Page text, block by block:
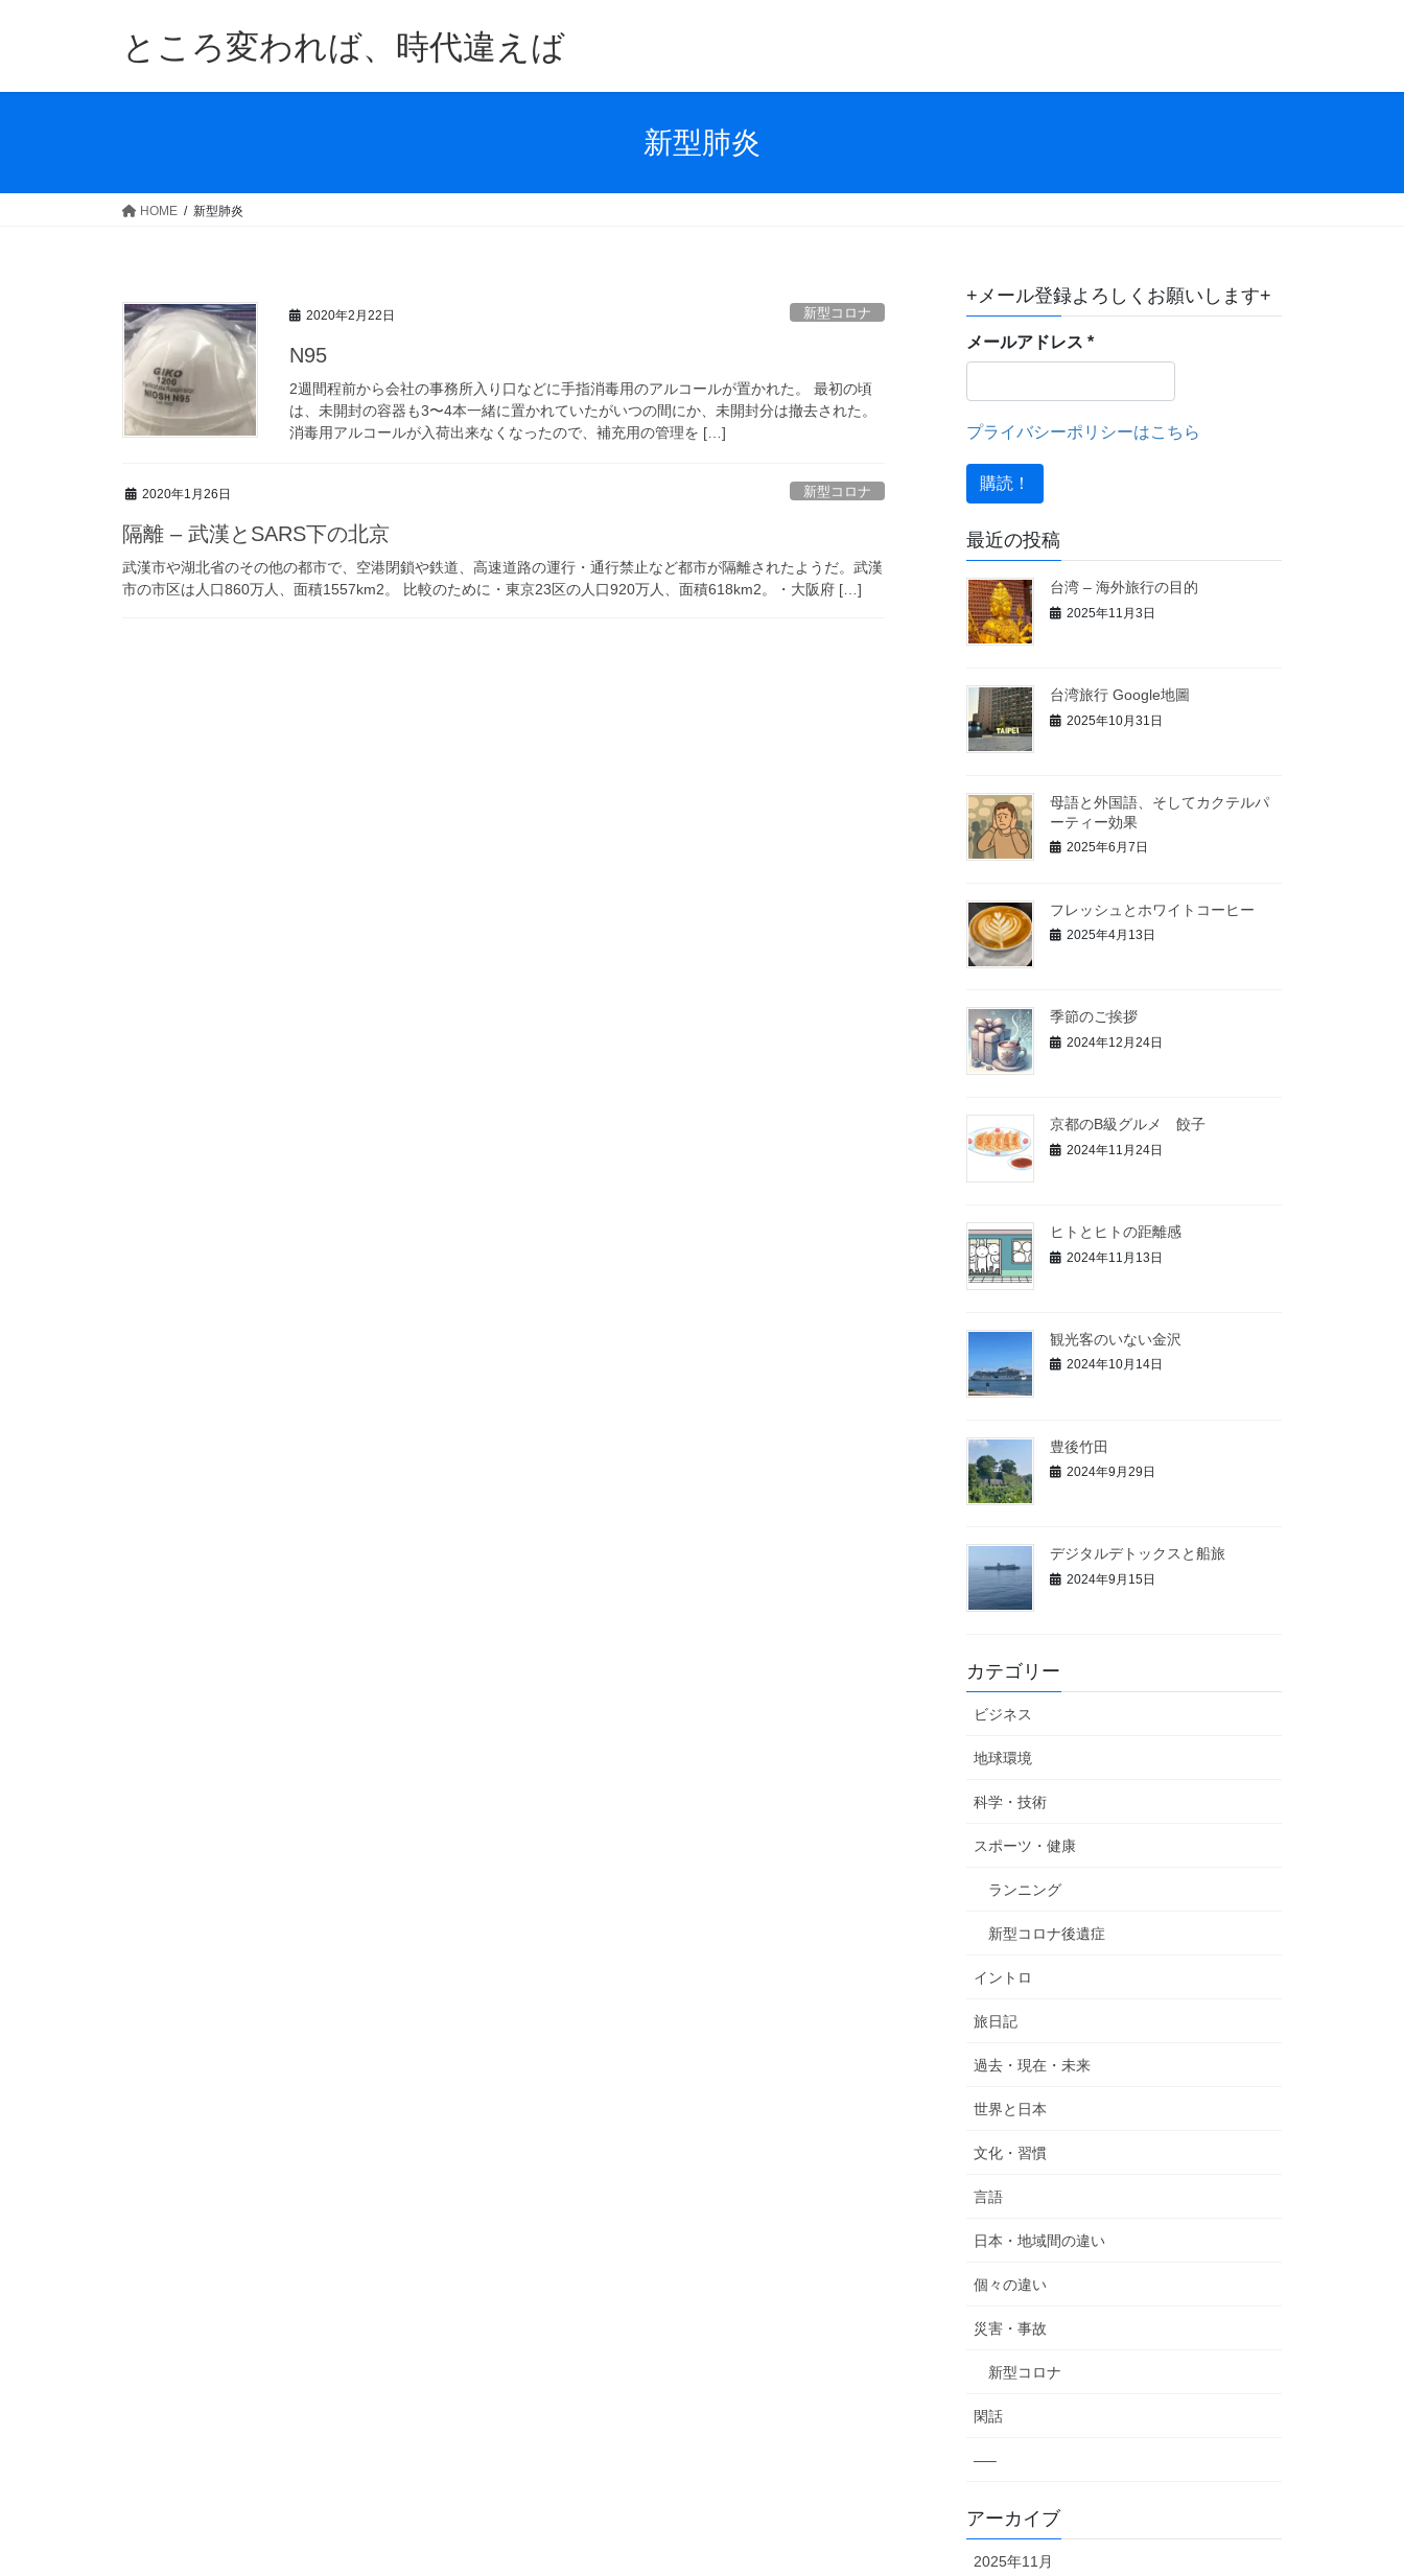
ところ変われば、時代違えば
新型肺炎
HOME 新型肺炎
2020年2月22日 新型コロナ
N95
2週間程前から会社の事務所入り口などに手指消毒用のアルコールが置かれた。 最初の頃
は、未開封の容器も3〜4本一緒に置かれていたがいつの間にか、未開封分は撤去された。
消毒用アルコールが入荷出来なくなったので、補充用の管理を […]
2020年1月26日 新型コロナ
隔離 – 武漢とSARS下の北京
武漢市や湖北省のその他の都市で、空港閉鎖や鉄道、高速道路の運行・通行禁止など都市が隔離されたようだ。武漢
市の市区は人口860万人、面積1557km2。 比較のために・東京23区の人口920万人、面積618km2。・大阪府 […]
+メール登録よろしくお願いします+
メールアドレス*
プライバシーポリシーはこちら
最近の投稿
台湾 – 海外旅行の目的
2025年11月3日
台湾旅行 Google地圖
2025年10月31日
母語と外国語、そしてカクテルパ
ーティー効果
2025年6月7日
フレッシュとホワイトコーヒー
2025年4月13日
季節のご挨拶
2024年12月24日
京都のB級グルメ 餃子
2024年11月24日
ヒトとヒトの距離感
2024年11月13日
観光客のいない金沢
2024年10月14日
豊後竹田
2024年9月29日
デジタルデトックスと船旅
2024年9月15日
カテゴリー
ビジネス
地球環境
科学・技術
スポーツ・健康
ランニング
新型コロナ後遺症
イントロ
旅日記
過去・現在・未来
世界と日本
文化・習慣
言語
日本・地域間の違い
個々の違い
災害・事故
新型コロナ
閑話
—–
アーカイブ
2025年11月